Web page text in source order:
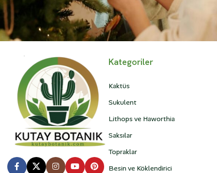
Lifestyle
Embracing Modern Styles: A Behind-the-Scenes
Story of Fashion
Kategoriler
Kaktüs
Sukulent
Lithops ve Haworthia
Saksılar
Topraklar
Besin ve Köklendirici